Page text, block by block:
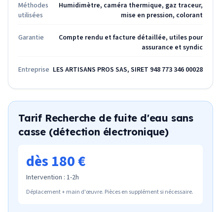
Méthodes
utilisées
Humidimètre, caméra thermique, gaz traceur,
mise en pression, colorant
Garantie
Compte rendu et facture détaillée, utiles pour
assurance et syndic
Entreprise LES ARTISANS PROS SAS, SIRET 948 773 346 00028
Tarif Recherche de fuite d'eau sans
casse (détection électronique)
dès 180 €
Intervention : 1-2h
Déplacement + main d'œuvre. Pièces en supplément si nécessaire.